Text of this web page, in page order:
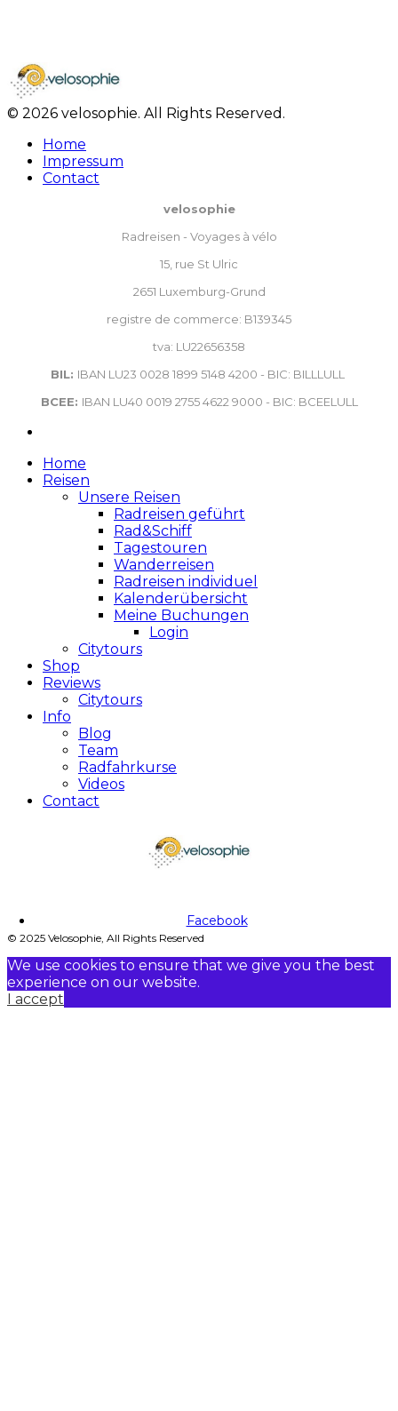
© 2026 velosophie. All Rights Reserved.
Home
Impressum
Contact
velosophie
Radreisen - Voyages à vélo
15, rue St Ulric
2651 Luxemburg-Grund
registre de commerce: B139345
tva: LU22656358
BIL: IBAN LU23 0028 1899 5148 4200 - BIC: BILLLULL
BCEE: IBAN LU40 0019 2755 4622 9000 - BIC: BCEELULL
Home
Reisen
Unsere Reisen
Radreisen geführt
Rad&Schiff
Tagestouren
Wanderreisen
Radreisen individuel
Kalenderübersicht
Meine Buchungen
Login
Citytours
Shop
Reviews
Citytours
Info
Blog
Team
Radfahrkurse
Videos
Contact
Facebook
© 2025 Velosophie, All Rights Reserved
We use cookies to ensure that we give you the best
experience on our website.
I accept